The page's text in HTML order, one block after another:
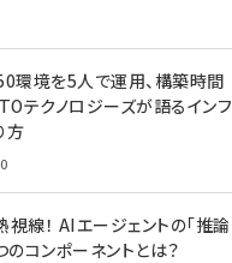
環境を5人で運用、構築時間
テクノロジーズが語るインフ
方
線！ AIエージェントの「推論
コンポーネントとは？